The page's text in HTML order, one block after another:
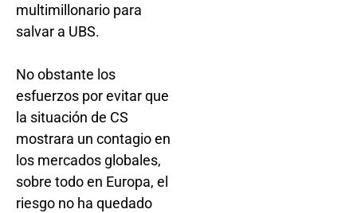
multimillonario para
salvar a UBS.
No obstante los
esfuerzos por evitar que
la situación de CS
mostrara un contagio en
los mercados globales,
sobre todo en Europa, el
riesgo no ha quedado